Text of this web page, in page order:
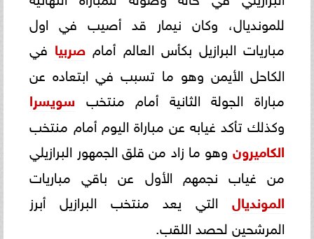
للمونديال، وكان نيمار قد أصيب في اول
مباريات البرازيل بكأس العالم أمام صربيا في
الكاحل الأيمن وهو ما تسبب في ابتعاده عن
مباراة الجولة الثانية أمام منتخب سويسرا
وكذلك تأكد غيابه عن مباراة اليوم أمام منتخب
الكاميرون وهو ما زاد من قلق الجمهور البرازيلي
من غياب نجمهم الأول عن باقي مباريات
المونديال التي يعد منتخب البرازيل أبرز
المرشحين لحصد اللقب.